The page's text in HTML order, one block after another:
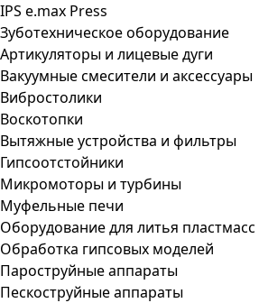
IPS e.max Press
Зуботехническое оборудование
Артикуляторы и лицевые дуги
Вакуумные смесители и аксессуары
Вибростолики
Воскотопки
Вытяжные устройства и фильтры
Гипсоотстойники
Микромоторы и турбины
Муфельные печи
Оборудование для литья пластмасс
Обработка гипсовых моделей
Пароструйные аппараты
Пескоструйные аппараты